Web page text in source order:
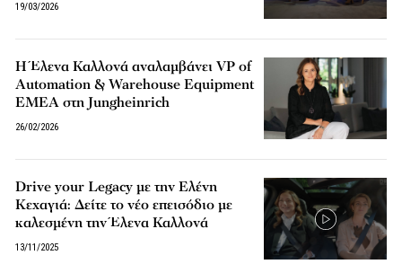
19/03/2026
Η Έλενα Καλλονά αναλαμβάνει VP of
Automation & Warehouse Equipment
EMEA στη Jungheinrich
26/02/2026
Drive your Legacy με την Ελένη
Κεχαγιά: Δείτε το νέο επεισόδιο με
καλεσμένη την Έλενα Καλλονά
13/11/2025